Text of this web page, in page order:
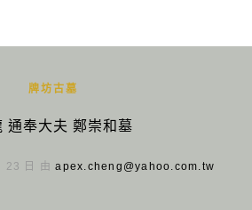
牌坊古墓
通奉大夫 鄭崇和墓
23 日 由apex.cheng@yahoo.com.tw